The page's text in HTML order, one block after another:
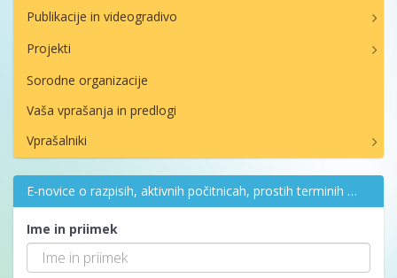
Publikacije in videogradivo
Projekti
Sorodne organizacije
Vaša vprašanja in predlogi
Vprašalniki
E-novice o razpisih, aktivnih počitnicah, prostih terminih …
Ime in priimek